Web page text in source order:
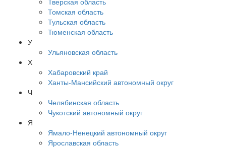
Томская область
Тульская область
Тюменская область
У
Ульяновская область
Х
Хабаровский край
Ханты-Мансийский автономный округ
Ч
Челябинская область
Чукотский автономный округ
Я
Ямало-Ненецкий автономный округ
Ярославская область